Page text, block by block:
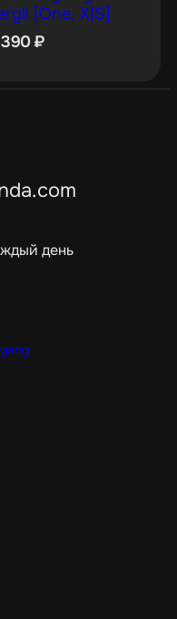
[One, X|S]
₽
день